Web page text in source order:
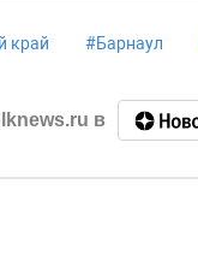
край #Барнаул
в